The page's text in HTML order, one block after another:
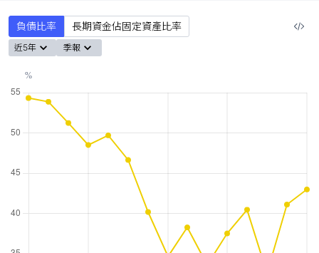
負債比率 長期資金佔固定資產比率
近5年 季報